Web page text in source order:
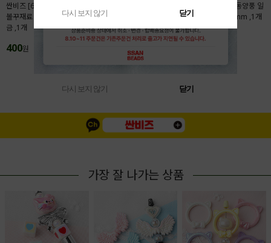
싼비즈 [6716-13]아크릴비즈 볼펜꾸미기
볼꾸재료 액자프레임 28x31.5mm 메탈도
금 ,1개
400원
싼비즈 [6709-12]아크릴펜던트 동양풍 일
본풍 탄자쿠 자개행운부적 7x30mm ,1개
200원
가장 잘 나가는 상품
다시 보지 않기 닫기
다시 보지 않기 닫기